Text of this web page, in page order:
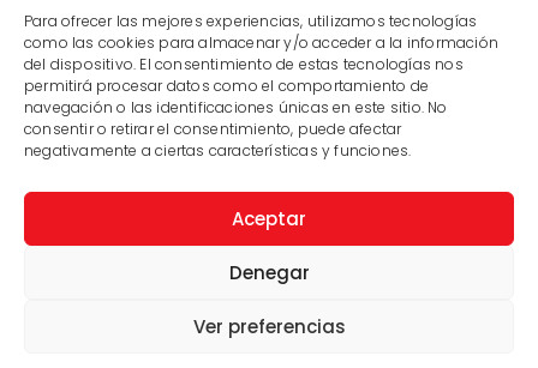
Para ofrecer las mejores experiencias, utilizamos tecnologías
como las cookies para almacenar y/o acceder a la información
del dispositivo. El consentimiento de estas tecnologías nos
permitirá procesar datos como el comportamiento de
navegación o las identificaciones únicas en este sitio. No
consentir o retirar el consentimiento, puede afectar
negativamente a ciertas características y funciones.
Aceptar
Denegar
Ver preferencias
Por último debes saber que es importante que
cuentes con unplan Ben caso de meteorología
adversa. Y es que hasta en los días más
calurosos del verano puede llegar un temporal
de lluvia y viento. Por este motivo deberías
contar con alguna carpa o pérgola en la que
poder estar en caso de que el tiempo no sea el
zona con sombrillas y parasoles por si hiciera